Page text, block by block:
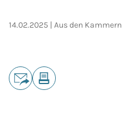
14.02.2025 Aus den Kammern
Teilen